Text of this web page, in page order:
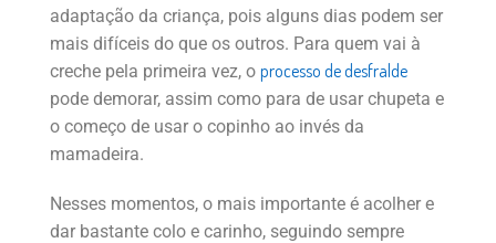
adaptação da criança, pois alguns dias podem ser
mais difíceis do que os outros. Para quem vai à
creche pela primeira vez, o processo de desfralde
pode demorar, assim como para de usar chupeta e
o começo de usar o copinho ao invés da
mamadeira.
Nesses momentos, o mais importante é acolher e
dar bastante colo e carinho, seguindo sempre